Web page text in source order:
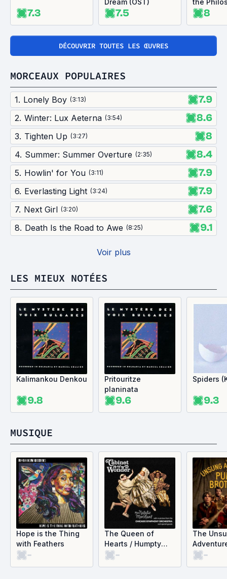
7.3
Dream (OST)
7.5
the
Stone:
8
DÉCOUVRIR TOUTES LES ŒUVRES
MORCEAUX POPULAIRES
1. Lonely Boy (3:13) 7.9
2. Winter: Lux Aeterna (3:54) 8.6
3. Tighten Up (3:27) 8
4. Summer: Summer Overture (2:35) 8.4
5. Howlin' for You (3:11) 7.9
6. Everlasting Light (3:24) 7.9
7. Next Girl (3:20) 7.6
8. Death Is the Road to Awe (8:25) 9.1
Voir plus
LES MIEUX NOTÉES
Kalimankou Denkou
9.8
Pritouritze
planinata
9.6
Spiders
9.3
MUSIQUE
Hope is the Thing
with Feathers
-
The Queen of
Hearts / Humpty
Dumpty (Single)
-
The
Punch
-